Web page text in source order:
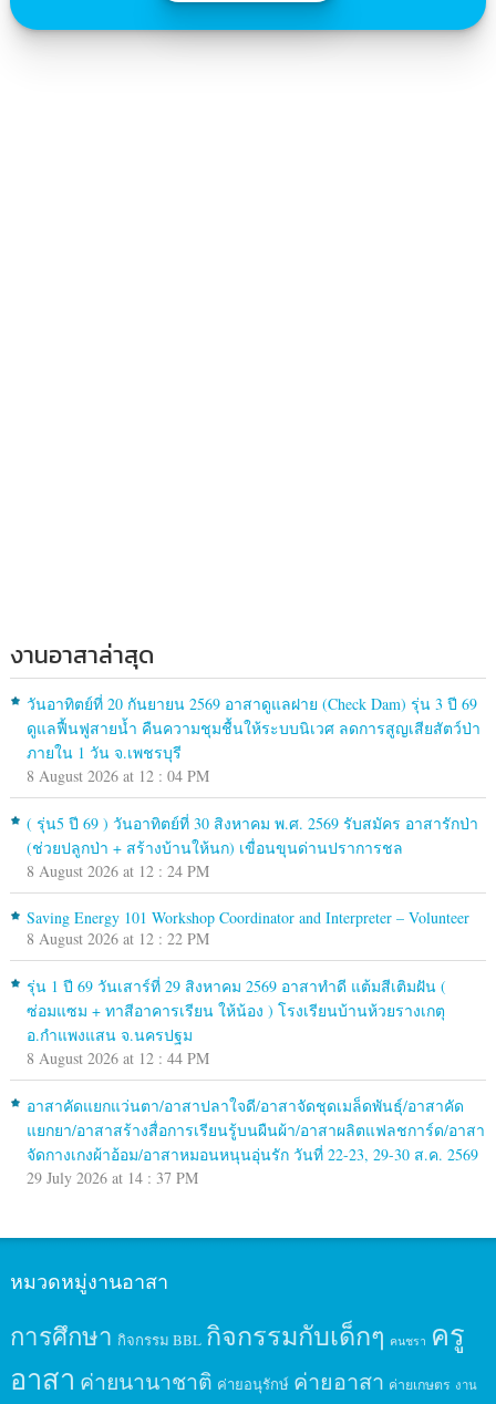
งานอาสาล่าสุด
วันอาทิตย์ที่ 20 กันยายน 2569 อาสาดูแลฝาย (Check Dam) รุ่น 3 ปี 69
ดูแลฟื้นฟูสายน้ำ คืนความชุมชื้นให้ระบบนิเวศ ลดการสูญเสียสัตว์ป่า
ภายใน 1 วัน จ.เพชรบุรี
8 August 2026 at 12 : 04 PM
( รุ่น5 ปี 69 ) วันอาทิตย์ที่ 30 สิงหาคม พ.ศ. 2569 รับสมัคร อาสารักป่า
(ช่วยปลูกป่า + สร้างบ้านให้นก) เขื่อนขุนด่านปราการชล
8 August 2026 at 12 : 24 PM
Saving Energy 101 Workshop Coordinator and Interpreter – Volunteer
8 August 2026 at 12 : 22 PM
รุ่น 1 ปี 69 วันเสาร์ที่ 29 สิงหาคม 2569 อาสาทำดี แต้มสีเติมฝัน (
ซ่อมแซม + ทาสีอาคารเรียน ให้น้อง ) โรงเรียนบ้านห้วยรางเกตุ
อ.กำแพงแสน จ.นครปฐม
8 August 2026 at 12 : 44 PM
อาสาคัดแยกแว่นตา/อาสาปลาใจดี/อาสาจัดชุดเมล็ดพันธุ์/อาสาคัด
แยกยา/อาสาสร้างสื่อการเรียนรู้บนผืนผ้า/อาสาผลิตแฟลชการ์ด/อาสา
จัดกางเกงผ้าอ้อม/อาสาหมอนหนุนอุ่นรัก วันที่ 22-23, 29-30 ส.ค. 2569
29 July 2026 at 14 : 37 PM
หมวดหมู่งานอาสา
การศึกษา กิจกรรม BBL กิจกรรมกับเด็กๆ คนชรา ครู
อาสา ค่ายนานาชาติ ค่ายอนุรักษ์ ค่ายอาสา ค่ายเกษตร งาน